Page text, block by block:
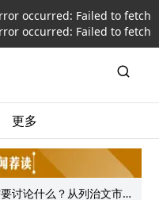
occurred: Failed to fetch
occurred: Failed to fetch
更多
讨论什么？从列治文市